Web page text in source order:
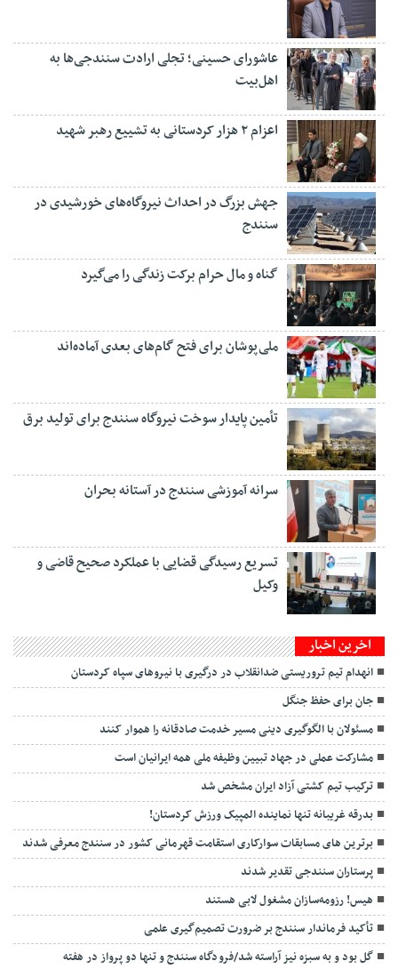
عاشورای حسینی؛ تجلی ارادت سنندجی‌ها به
اهل‌بیت
اعزام ۲ هزار کردستانی به تشییع رهبر شهید
جهش بزرگ در احداث نیروگاه‌های خورشیدی در
سنندج
گناه و مال حرام برکت زندگی را می‌گیرد
ملی‌پوشان برای فتح گام‌های بعدی آماده‌اند
تأمین پایدار سوخت نیروگاه سنندج برای تولید برق
سرانه آموزشی سنندج در آستانه بحران
تسریع رسیدگی قضایی با عملکرد صحیح قاضی و
وکیل
اخرین اخبار
انهدام تیم تروریستی ضدانقلاب در درگیری با نیروهای سپاه کردستان
جان برای حفظ جنگل
مسئولان با الگوگیری دینی مسیر خدمت صادقانه را هموار کنند
مشارکت عملی در جهاد تبیین وظیفه ملی همه ایرانیان است
ترکیب تیم کشتی آزاد ایران مشخص شد
بدرقه غریبانه تنها نماینده المپیک ورزش کردستان!
برترین های مسابقات سوارکاری استقامت قهرمانی کشور در سنندج معرفی شدند
پرستاران سنندجی تقدیر شدند
هیس! رزومه‌سازان مشغول لابی هستند
تأکید فرماندار سنندج بر ضرورت تصمیم‌گیری علمی
گل بود و به سبزه نیز آراسته شد/فرودگاه سنندج و تنها دو پرواز در هفته